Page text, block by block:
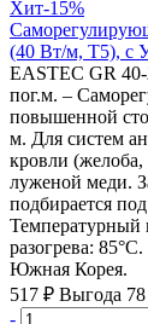
Хит-15%
(40 Вт/м, Т5), с
EASTEC GR
пог.м. –
повышенной
м. Для систем
кровли (желоба,
луженой меди.
подбирается
Температурный
разогрева:
Южная Корея.
517 ₽ Выгода
-